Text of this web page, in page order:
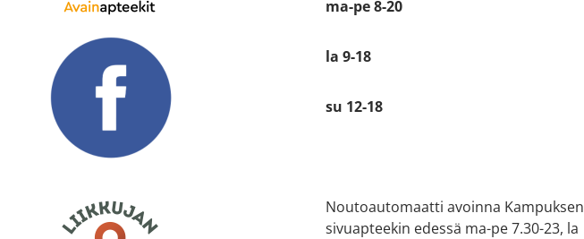
ma-pe 8-20
la 9-18
su 12-18
Noutoautomaatti avoinna Kampuksen
sivuapteekin edessä ma-pe 7.30-23, la